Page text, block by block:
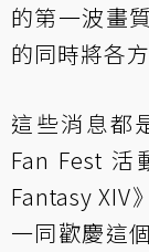
的第一波畫
的同時將各
這些消息都
Fan Fest
Fantasy XIV
一同歡慶這